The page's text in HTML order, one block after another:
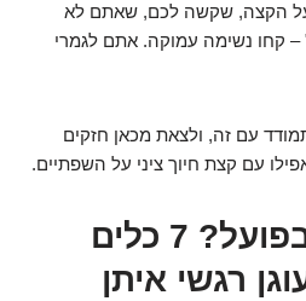
הקצה, שקשה לכם, שאתם לא
קחו נשימה עמוקה. אתם לגמרי
עם זה, ולצאת מכאן חזקים
עם קצת חיוך ציני על השפתיים.
אז, מה עושים בפועל? 7 כלים
רגשי איתן